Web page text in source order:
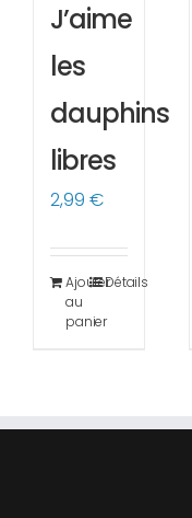
J’aime
les
dauphins
libres
2,99€
Ajouter
au
panier
Détails